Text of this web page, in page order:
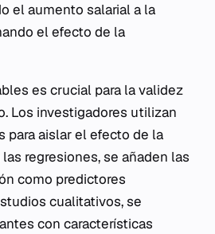
el aumento salarial a la
el efecto de la
es crucial para la validez
Los investigadores utilizan
para aislar el efecto de la
regresiones, se añaden las
como predictores
cualitativos, se
con características